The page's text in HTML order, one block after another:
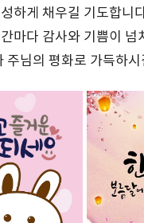
하게 채우길 기도합니
마다 감사와 기쁨이 넘
주님의 평화로 가득하